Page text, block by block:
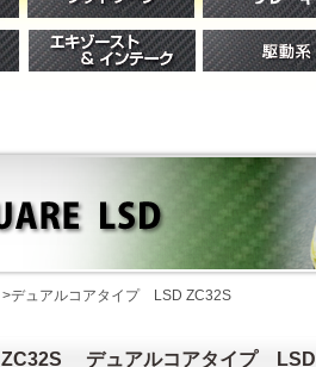
>デュアルコアタイプ LSD ZC32S
ZC32S デュアルコアタイプ LSD